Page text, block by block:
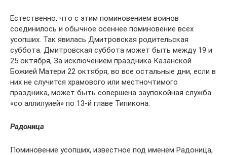
Естественно, что с этим поминовением воинов
соединилось и обычное осеннее поминовение всех
усопших. Так явилась Дмитровская родительская
суббота. Дмитровская суббота может быть между 19 и
25 октября, За исключением праздника Казанской
Божией Матери 22 октября, во все остальные дни, если в
них не случится храмового или местночтимого
праздника, может быть совершена заупокойная служба
«со аллилуией» по 13-й главе Типикона.
Радоница
Поминовение усопших, известное под именем Радоница,